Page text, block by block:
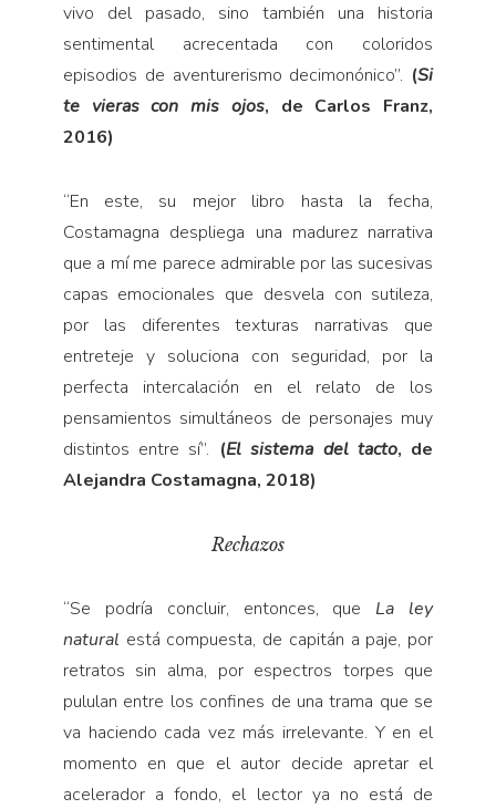
vivo del pasado, sino también una historia
sentimental acrecentada con coloridos
episodios de aventurerismo decimonónico”. (Si
te vieras con mis ojos, de Carlos Franz,
2016)
“En este, su mejor libro hasta la fecha,
Costamagna despliega una madurez narrativa
que a mí me parece admirable por las sucesivas
capas emocionales que desvela con sutileza,
por las diferentes texturas narrativas que
entreteje y soluciona con seguridad, por la
perfecta intercalación en el relato de los
pensamientos simultáneos de personajes muy
distintos entre sí”. (El sistema del tacto, de
Alejandra Costamagna, 2018)
Rechazos
“Se podría concluir, entonces, que La ley
natural está compuesta, de capitán a paje, por
retratos sin alma, por espectros torpes que
pululan entre los confines de una trama que se
va haciendo cada vez más irrelevante. Y en el
momento en que el autor decide apretar el
acelerador a fondo, el lector ya no está de